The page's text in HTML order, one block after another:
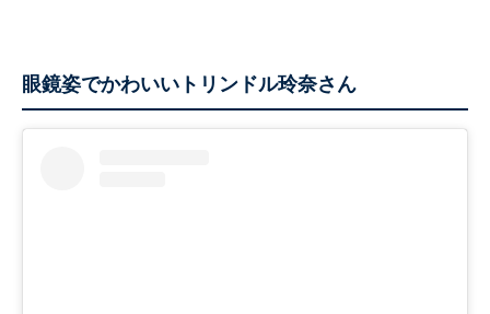
眼鏡姿でかわいいトリンドル玲奈さん